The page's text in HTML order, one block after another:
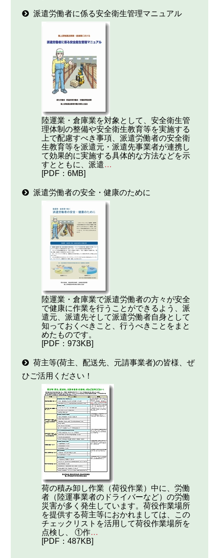
派遣労働者に係る安全衛生管理マニュアル
陸運業・倉庫業を対象として、安全衛生管
理体制の整備や安全衛生教育等を実施する
上で配慮すべき事項、派遣労働者の安全衛
生教育等を派遣元・派遣先事業者が連携し
て効果的に実施する具体的な方法などを示
すとともに、派遣…
[PDF：6MB]
派遣労働者の安全・健康のために
陸運業・倉庫業で派遣労働者の方々が安全
で健康に作業を行うことができるよう、派
遣元、派遣先そして派遣労働者自身として
知っておくべきこと、行うべきことをまと
めたものです。
[PDF：973KB]
荷主等(荷主、配送先、元請事業者)の皆様、ぜ
ひご活用ください！
荷の積み卸し作業（荷役作業）中に、労働
者（陸運事業者のドライバーなど）の労働
災害が多く発生しています。荷役作業場所
を提供する荷主等におかれましては、この
チェックリストを活用して荷役作業場所を
点検し、 ①作…
[PDF：487KB]